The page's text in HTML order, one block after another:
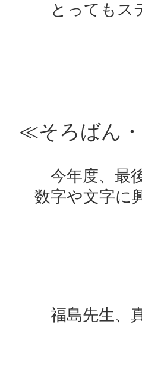
とってもス
≪そろばん
今年度、最後
数字や文字に
福島先生、真